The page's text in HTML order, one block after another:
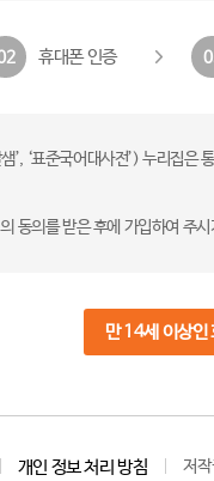
휴대폰 인증
’, ‘표준국어대사전’) 누리집
동의를 받은 후에 가입하여 주
만 14세 이상인
개인 정보 처리 방침 저